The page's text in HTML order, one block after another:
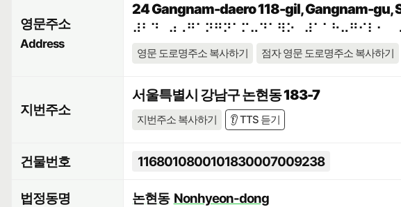
영문주소
Address
24 Gangnam-daero 118-gil, Gangnam-gu,
영문 도로명주소 복사하기 점자 영문 도로명주소 복사하기
지번주소
서울특별시 강남구 논현동 183-7
지번주소 복사하기 👂 TTS 듣기
건물번호 1168010800101830007009238
법정동명 논현동 Nonhyeon-dong